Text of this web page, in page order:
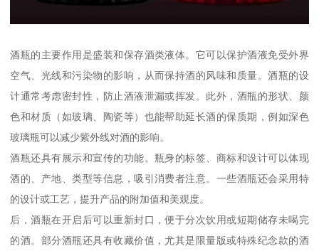
酒瓶的主要作用是盛装和保存酒类液体。它可以保护酒液免受外界
空气、光线和污染物的影响，从而保持酒的风味和质量。酒瓶的设
计通常考虑密封性，防止酒液泄漏或挥发。此外，酒瓶的形状、颜
色和材质（如玻璃、陶瓷等）也能帮助延长酒的保质期，例如深色
玻璃瓶可以减少紫外线对酒的影响。
酒瓶还具有展示和宣传的功能。瓶身的标签、商标和设计可以体现
酒的、产地、类型等信息，吸引消费者注意。一些酒瓶还会采用特
的设计或工艺，提升产品的附加值和美观度。
后，酒瓶在开启后可以重新封口，便于分次饮用或短期储存未喝完
的酒。部分酒瓶还具有收藏价值，尤其是限量版或特殊纪念款的酒